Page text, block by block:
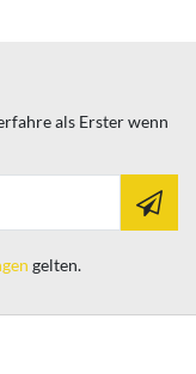
als Erster wenn
gelten.